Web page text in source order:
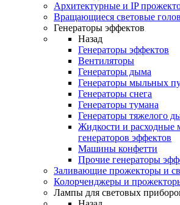
Архитектурные и IP
Вращающиеся световые
Генераторы эффектов
Назад
Генераторы эффектов
Вентиляторы
Генераторы дыма
Генераторы мыльных
Генераторы снега
Генераторы тумана
Генераторы тяжелого
Жидкости и расходные
генераторов эффектов
Машины конфетти
Прочие генераторы
Заливающие прожекторы и
Колорченджеры и
Лампы для световых